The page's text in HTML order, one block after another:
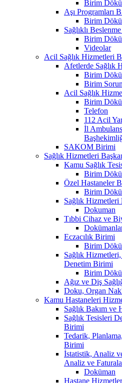
Birim
Aşı Programları
Birim
Sağlıklı
Birim
Videolar
Acil Sağlık Hizmetleri
Afetlerde Sağlık
Birim
Birim
Acil Sağlık
Birim
Telefon
112 Acil
İl
SAKOM Birimi
Sağlık Hizmetleri
Kamu Sağlık
Birim
Özel Hastaneler
Birim
Sağlık
Dokuman
Tıbbi Cihaz ve
Eczacılık Birimi
Birim
Sağlık
Denetim Birimi
Birim
Ağız ve Diş
Doku, Organ
Kamu Hastaneleri
Sağlık Bakım
Sağlık Tesisleri
Birimi
Tedarik,
Birimi
İstatistik, Analiz
Analiz ve
Doküman
Hastane